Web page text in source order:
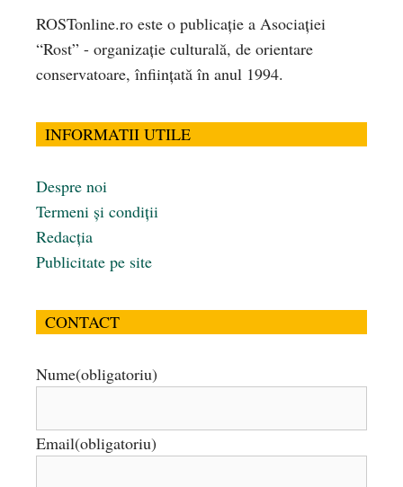
ROSTonline.ro este o publicaţie a Asociaţiei
“Rost” - organizaţie culturală, de orientare
conservatoare, înfiinţată în anul 1994.
INFORMATII UTILE
Despre noi
Termeni și condiții
Redacția
Publicitate pe site
CONTACT
Nume(obligatoriu)
Email(obligatoriu)